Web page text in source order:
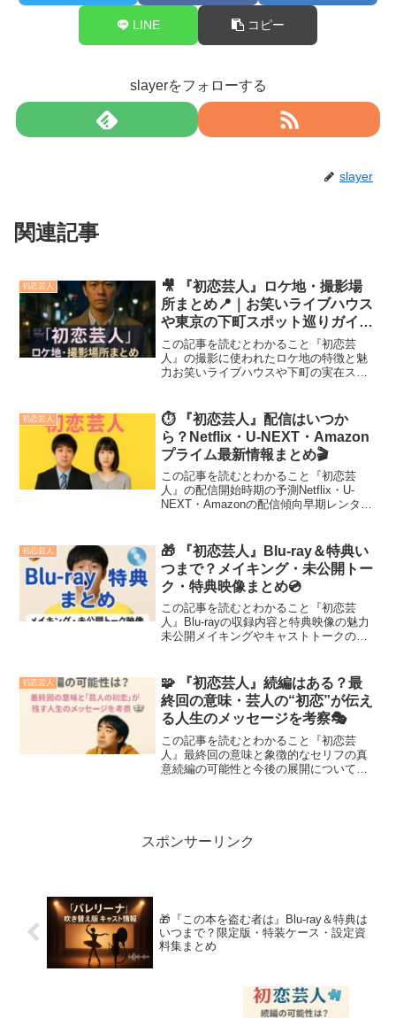
LINE コピー
slayerをフォローする
slayer
関連記事
初恋芸人
🎥 『初恋芸人』ロケ地・撮影場
所まとめ📍｜お笑いライブハウス
や東京の下町スポット巡りガイド
🌃
この記事を読むとわかること『初恋芸
人』の撮影に使われたロケ地の特徴と魅
力お笑いライブハウスや下町の実在スポ
は、芸人たちのリアルな日常と恋模様を
描いた心温まる物語として人...
初恋芸人
⏱️ 『初恋芸人』配信はいつか
ら？Netflix・U-NEXT・Amazon
プライム最新情報まとめ🎬
この記事を読むとわかること『初恋芸
人』の配信開始時期の予測Netflix・U-
NEXT・Amazonの配信傾向早期レンタル
2025年12月19日（金）に劇場公開となる
映画...
初恋芸人
🎁 『初恋芸人』Blu-ray＆特典い
つまで？メイキング・未公開トー
ク・特典映像まとめ💿
この記事を読むとわかること『初恋芸
人』Blu-rayの収録内容と特典映像の魅力
未公開メイキングやキャストトークの詳
び浸りたい人にとって、Blu-rayはまさ
に“宝箱”...
初恋芸人
🧩 『初恋芸人』続編はある？最
終回の意味・芸人の“初恋”が伝え
る人生のメッセージを考察🎭
この記事を読むとわかること『初恋芸
人』最終回の意味と象徴的なセリフの真
意続編の可能性と今後の展開についての
スポンサーリンク
🎁『この本を盗む者は』Blu-ray＆特典は
いつまで？限定版・特装ケース・設定資
料集まとめ